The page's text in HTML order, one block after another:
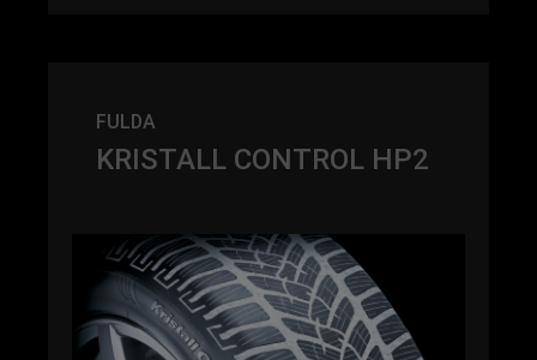
FULDA
KRISTALL CONTROL HP2